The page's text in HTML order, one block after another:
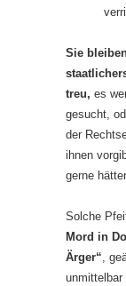
Sie
treu, es
gesucht,
der
ihnen
gerne
Solche
Mord in
Ärger“,
unmittelbar